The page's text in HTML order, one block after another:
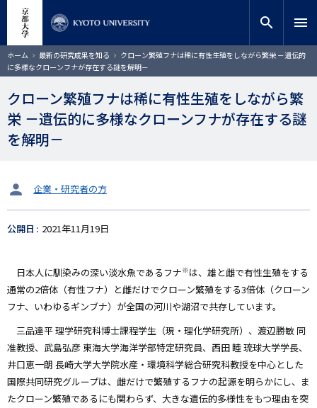
コ
ン
テ
に
移
サイト内検索
検索
search menu
ホーム 最新の研究成果を知る
クローン繁殖フナは稀に有性生殖をしながら繁栄 －遺伝的
に多様なクローンフナが存在する謎を解明－
クローン繁殖フナは稀に有性生殖をしながら繁
栄 －遺伝的に多様なクローンフナが存在する謎
を解明－
タ
ッ
企業・研究者の方
公開日 2021年11月19日
日本人に馴染みの深い淡水魚であるフナ※は、雄と雌で有性生殖をする
通常の2倍体（有性フナ）と雌だけでクローン繁殖をする3倍体（クローン
フナ、いわゆるギンブナ）が全国の河川や湖沼で共存しています。
三品達平 理学研究科博士課程学生（現・理化学研究所）、渡辺勝敏 同
准教授、武島弘彦 東海大学海洋学部特定研究員、西田 睦 琉球大学学長、
井口恵一朗 長崎大学大学院水産・環境科学総合研究科教授を中心とした
国際共同研究グループは、雌だけで繁殖するフナの起源を明らかにし、ま
たクローン繁殖であるにも関わらず、大きな遺伝的多様性をもつ理由を突